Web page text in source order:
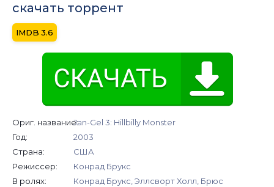
скачать торрент
3.6
Ориг. название:Jan-Gel 3: Hillbilly Monster
Год:
2003
Страна:
США
Режиссер:
Конрад Брукс
В ролях:
Конрад Брукс, Эллсворт Холл, Брюс